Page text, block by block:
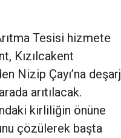
Tesisi hizmete
Kızılcakent
Nizip Çayı’na deşarj
arıtılacak.
kirliliğin önüne
çözülerek başta